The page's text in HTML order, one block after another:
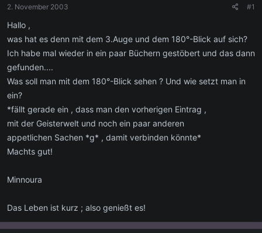
r
a
2. November 2003 #1
Hallo ,
was hat es denn mit dem 3.Auge und dem 180°-Blick auf sich?
Ich habe mal wieder in ein paar Büchern gestöbert und das dann
gefunden....
Was soll man mit dem 180°-Blick sehen ? Und wie setzt man in
ein?
*fällt gerade ein , dass man den vorherigen Eintrag ,
mit der Geisterwelt und noch ein paar anderen
appetlichen Sachen *g* , damit verbinden könnte*
Machts gut!
Minnoura
Das Leben ist kurz ; also genießt es!